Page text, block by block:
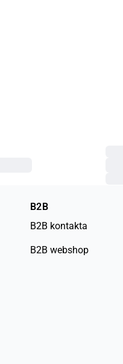
B2B
B2B kontakta
B2B webshop